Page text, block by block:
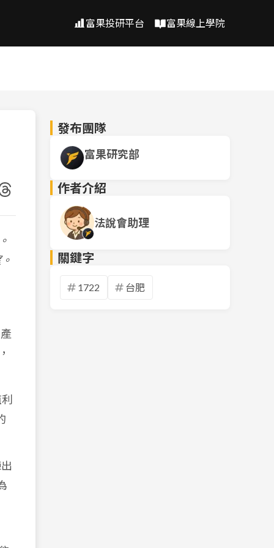
富果投研平台 富果線上學院
發布團隊
富果研究部
作者介紹
法說會助理
關鍵字
1722 台肥